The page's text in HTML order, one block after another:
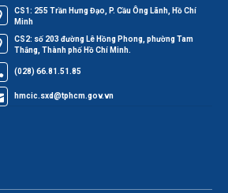
CS1: 255 Trần Hưng Đạo, P. Cầu Ông Lãnh, Hồ Chí
Minh
CS2: số 203 đường Lê Hồng Phong, phường Tam
Thắng, Thành phố Hồ Chí Minh.
(028) 66.81.51.85
hmcic.sxd@tphcm.gov.vn